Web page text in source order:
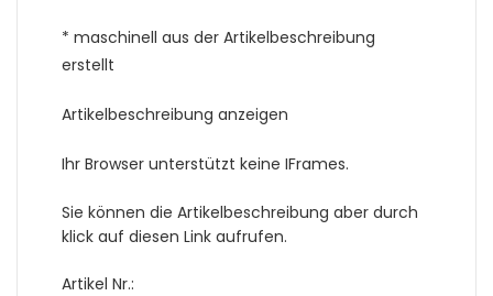
* maschinell aus der Artikelbeschreibung
erstellt
Artikelbeschreibung anzeigen
Ihr Browser unterstützt keine IFrames.
Sie können die Artikelbeschreibung aber durch
klick auf diesen Link aufrufen.
Artikel Nr.: